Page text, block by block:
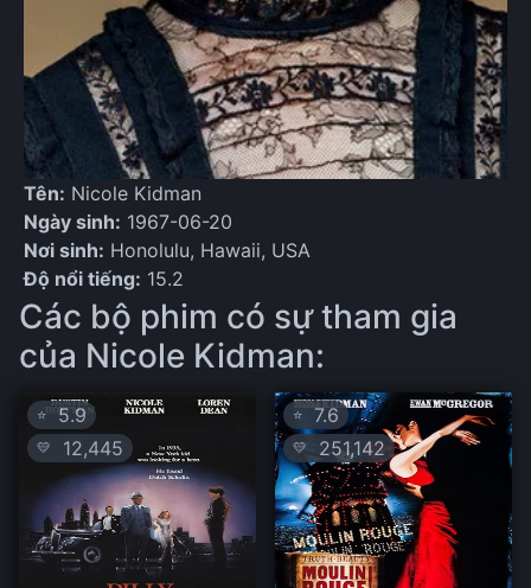
Tên: Nicole Kidman
Ngày sinh: 1967-06-20
Nơi sinh: Honolulu, Hawaii, USA
Độ nổi tiếng: 15.2
Các bộ phim có sự tham gia
của Nicole Kidman:
⭐5.9
💛 12,445
⭐ 7.6
💛 251,142